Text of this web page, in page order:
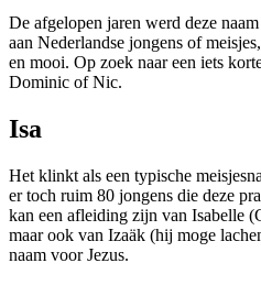
De afgelopen jaren werd deze
aan Nederlandse jongens of
en mooi. Op zoek naar een iets
Dominic of Nic.
Isa
Het klinkt als een typische
er toch ruim 80 jongens die deze
kan een afleiding zijn van Isabelle
maar ook van Izaäk (hij moge
naam voor Jezus.